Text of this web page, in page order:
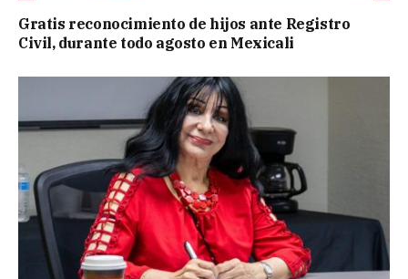
Gratis reconocimiento de hijos ante Registro
Civil, durante todo agosto en Mexicali